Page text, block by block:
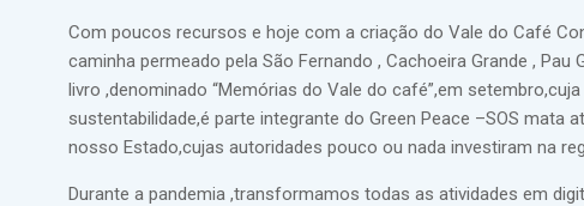
Com poucos recursos e hoje com a criação do Vale do Café
caminha permeado pela São Fernando , Cachoeira Grande ,
livro ,denominado “Memórias do Vale do café”,em
sustentabilidade,é parte integrante do Green Peace –SOS
nosso Estado,cujas autoridades pouco ou nada investiram na
Durante a pandemia ,transformamos todas as atividades em